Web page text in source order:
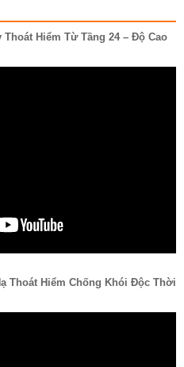
Hiểm Từ Tầng 24 – Độ Cao
Thoát Hiểm Chống Khói Độc Thời